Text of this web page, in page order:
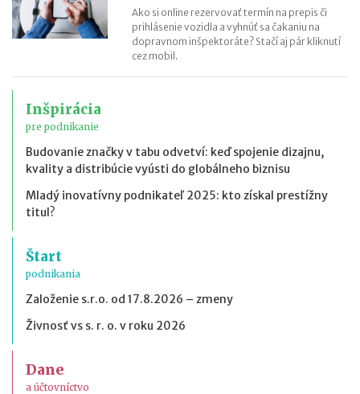
Ako si online rezervovať termín na prepis či
prihlásenie vozidla a vyhnúť sa čakaniu na
dopravnom inšpektoráte? Stačí aj pár kliknutí
cez mobil.
Inšpirácia
pre podnikanie
Budovanie značky v tabu odvetví: keď spojenie dizajnu,
kvality a distribúcie vyústi do globálneho biznisu
Mladý inovatívny podnikateľ 2025: kto získal prestížny
titul?
Štart
podnikania
Založenie s.r.o. od 17.8.2026 – zmeny
Živnosť vs s. r. o. v roku 2026
Dane
a účtovníctvo